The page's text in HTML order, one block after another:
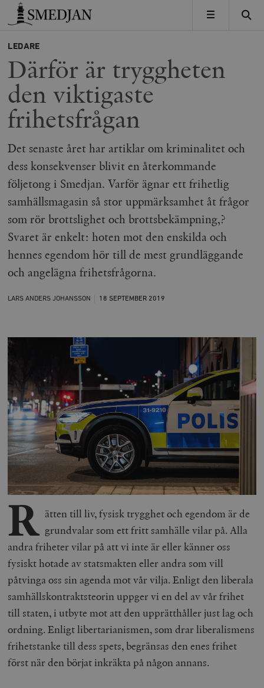
Timbro
MENY
LEDARE
Därför är tryggheten
den viktigaste
frihetsfrågan
Det senaste året har artiklar om kriminalitet och
dess konsekvenser blivit en återkommande
följetong i Smedjan. Varför ägnar ett frihetlig
samhällsmagasin så stor uppmärksamhet åt frågor
som rör brottslighet och brottsbekämpning,?
Svaret är enkelt: hoten mot den enskilda och
hennes egendom hör till de mest grundläggande
och angelägna frihetsfrågorna.
LARS ANDERS JOHANSSON 18 SEPTEMBER 2019
R ätten till liv, fysisk trygghet och egendom är de
grundvalar som ett fritt samhälle vilar på. Alla
andra friheter vilar på att vi inte är eller känner oss
fysiskt hotade av statsmakten eller andra som vill
påtvinga oss sin agenda mot vår vilja. Enligt den liberala
samhällskontraktsteorin uppger vi en del av vår frihet
till staten, i utbyte mot att den upprätthåller just lag och
ordning. Enligt libertarianismen, som drar liberalismens
frihetstanke till dess spets, begränsas den enes frihet
först när den börjat inkräkta på någon annans.